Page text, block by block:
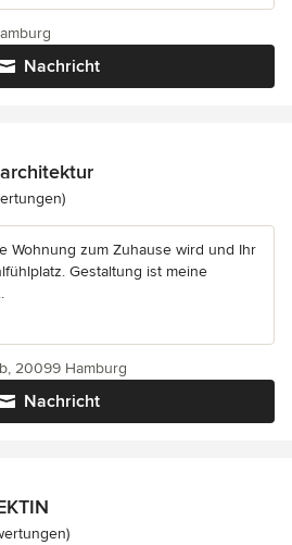
Nachricht
4.9 von 5 Sternen
Wohnung zum Zuhause wird und Ihr
Gestaltung ist meine
Nachricht
20099 Hamburg
5 von 5 Sternen